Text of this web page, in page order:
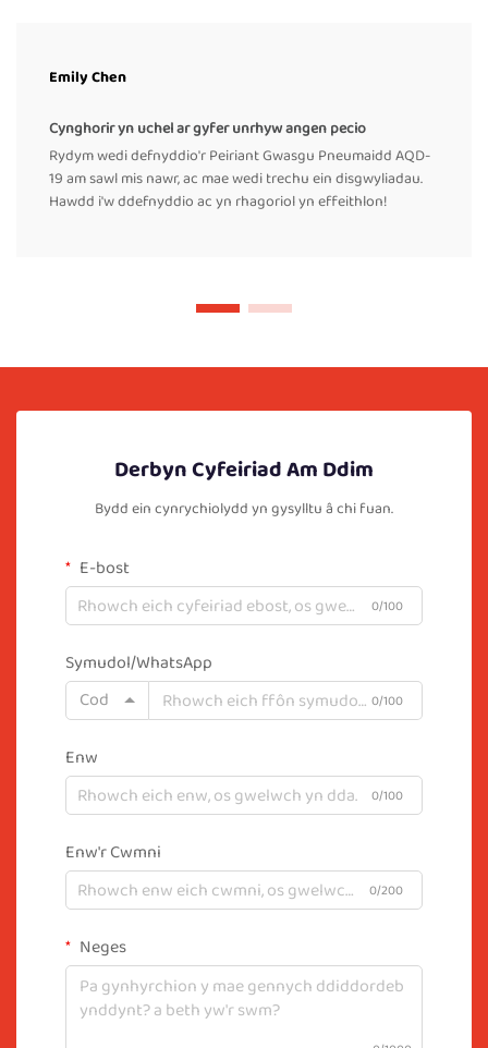
Emily Chen
Cynghorir yn uchel ar gyfer unrhyw angen pecio
Rydym wedi defnyddio'r Peiriant Gwasgu Pneumaidd AQD-
19 am sawl mis nawr, ac mae wedi trechu ein disgwyliadau.
Hawdd i'w ddefnyddio ac yn rhagoriol yn effeithlon!
Derbyn Cyfeiriad Am Ddim
Bydd ein cynrychiolydd yn gysylltu â chi fuan.
E-bost
0/100
Symudol/WhatsApp
Cod
0/100
Enw
0/100
Enw'r Cwmni
0/200
Neges